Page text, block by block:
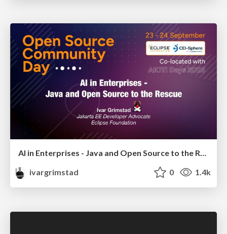
AI in Enterprises - Java and Open Source to the Rescue
ivargrimstad
0 1.4k